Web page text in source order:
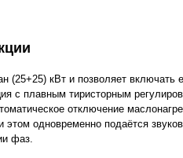
(25+25) кВт и позволяет
с плавным тиристорным
отключение
одновременно подаётся
фаз.